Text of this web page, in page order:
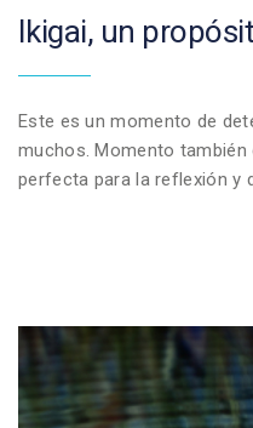
Ikigai, un
Este es un momento de
muchos. Momento
perfecta para la reflexión y